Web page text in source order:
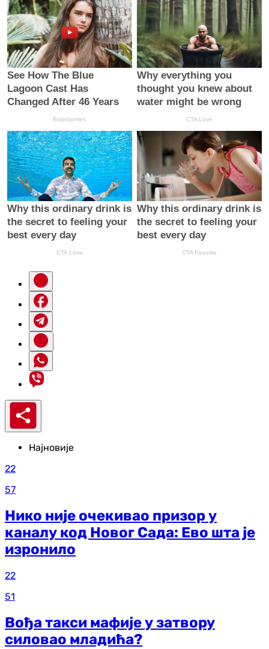
Најновије
22
57
Нико није очекивао призор у
каналу код Новог Сада: Ево шта је
изронило
22
51
Вођа такси мафије у затвору
силовао младића?